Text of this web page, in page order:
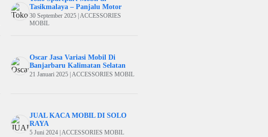
Tasikmalaya – Panjalu Motor
30 September 2025 | ACCESSORIES
MOBIL
Oscar Jasa Variasi Mobil Di
Banjarbaru Kalimatan Selatan
21 Januari 2025 | ACCESSORIES MOBIL
JUAL KACA MOBIL DI SOLO
RAYA
5 Juni 2024 | ACCESSORIES MOBIL